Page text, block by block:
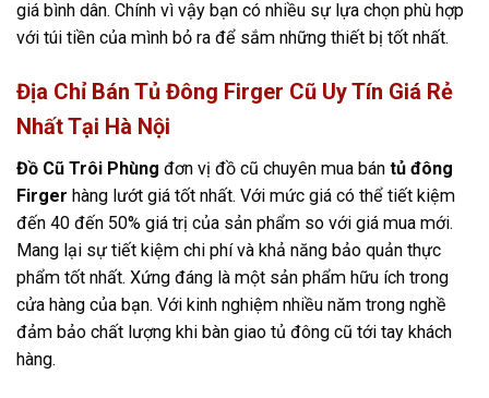
giá bình dân. Chính vì vậy bạn có nhiều sự lựa chọn phù hợp
với túi tiền của mình bỏ ra để sắm những thiết bị tốt nhất.
Địa Chỉ Bán Tủ Đông Firger Cũ Uy Tín Giá Rẻ
Nhất Tại Hà Nội
Đồ Cũ Trôi Phùng đơn vị đồ cũ chuyên mua bán tủ đông
Firger hàng lướt giá tốt nhất. Với mức giá có thể tiết kiệm
đến 40 đến 50% giá trị của sản phẩm so với giá mua mới.
Mang lại sự tiết kiệm chi phí và khả năng bảo quản thực
phẩm tốt nhất. Xứng đáng là một sản phẩm hữu ích trong
cửa hàng của bạn. Với kinh nghiệm nhiều năm trong nghề
đảm bảo chất lượng khi bàn giao tủ đông cũ tới tay khách
hàng.